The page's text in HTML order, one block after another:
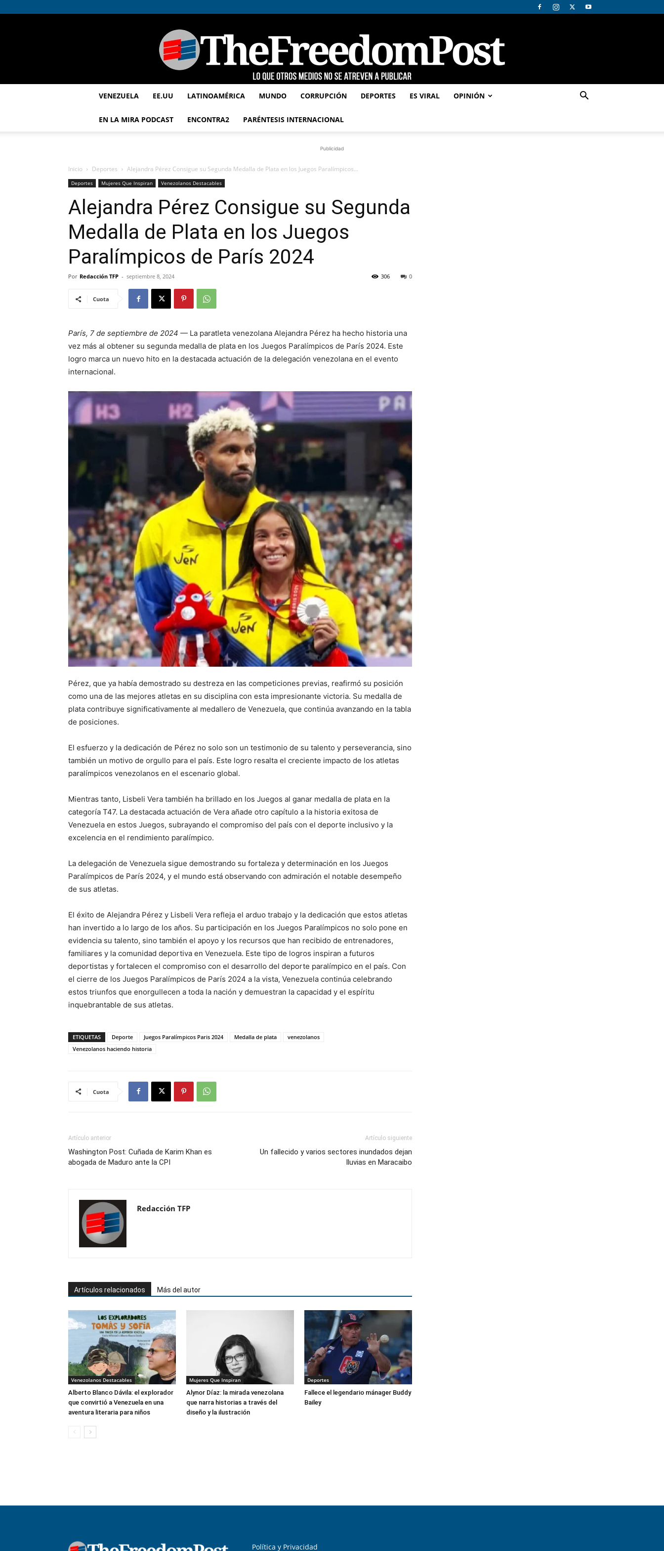
TheFreedomPost
VENEZUELA EE.UU LATINOAMÉRICA MUNDO CORRUPCIÓN DEPORTES ES VIRAL OPINIÓN
EN LA MIRA PODCAST ENCONTRA2 PARÉNTESIS INTERNACIONAL
Publicidad
Inicio Deportes Alejandra Pérez Consigue su Segunda Medalla de Plata en los Juegos Paralímpicos...
Deportes Mujeres Que Inspiran Venezolanos Destacables
Alejandra Pérez Consigue su Segunda
Medalla de Plata en los Juegos
Paralímpicos de París 2024
Por Redacción TFP - septiembre 8, 2024 0
306
Cuota
París, 7 de septiembre de 2024 — La paratleta venezolana Alejandra Pérez ha hecho historia una
vez más al obtener su segunda medalla de plata en los Juegos Paralímpicos de París 2024. Este
logro marca un nuevo hito en la destacada actuación de la delegación venezolana en el evento
internacional.
Pérez, que ya había demostrado su destreza en las competiciones previas, reafirmó su posición
como una de las mejores atletas en su disciplina con esta impresionante victoria. Su medalla de
plata contribuye significativamente al medallero de Venezuela, que continúa avanzando en la tabla
de posiciones.
El esfuerzo y la dedicación de Pérez no solo son un testimonio de su talento y perseverancia, sino
también un motivo de orgullo para el país. Este logro resalta el creciente impacto de los atletas
paralímpicos venezolanos en el escenario global.
Mientras tanto, Lisbeli Vera también ha brillado en los Juegos al ganar medalla de plata en la
categoría T47. La destacada actuación de Vera añade otro capítulo a la historia exitosa de
Venezuela en estos Juegos, subrayando el compromiso del país con el deporte inclusivo y la
excelencia en el rendimiento paralímpico.
La delegación de Venezuela sigue demostrando su fortaleza y determinación en los Juegos
Paralímpicos de París 2024, y el mundo está observando con admiración el notable desempeño
de sus atletas.
El éxito de Alejandra Pérez y Lisbeli Vera refleja el arduo trabajo y la dedicación que estos atletas
han invertido a lo largo de los años. Su participación en los Juegos Paralímpicos no solo pone en
evidencia su talento, sino también el apoyo y los recursos que han recibido de entrenadores,
familiares y la comunidad deportiva en Venezuela. Este tipo de logros inspiran a futuros
deportistas y fortalecen el compromiso con el desarrollo del deporte paralímpico en el país. Con
el cierre de los Juegos Paralímpicos de París 2024 a la vista, Venezuela continúa celebrando
estos triunfos que enorgullecen a toda la nación y demuestran la capacidad y el espíritu
inquebrantable de sus atletas.
ETIQUETAS Deporte Juegos Paralímpicos Paris 2024 Medalla de plata
venezolanos
Venezolanos haciendo historia
Cuota
Artículo anterior
Washington Post: Cuñada de Karim Khan es
abogada de Maduro ante la CPI
Artículo siguiente
Un fallecido y varios sectores inundados dejan
lluvias en Maracaibo
Redacción TFP
Artículos relacionados Más del autor
Venezolanos Destacables
Alberto Blanco Dávila: el explorador
que convirtió a Venezuela en una
aventura literaria para niños
Mujeres Que Inspiran
Alynor Díaz: la mirada venezolana
que narra historias a través del
diseño y la ilustración
Deportes
Fallece el legendario mánager Buddy
Bailey
Política y Privacidad